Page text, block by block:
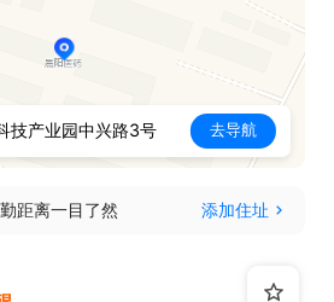
技产业园中兴路3号 去导航
距离一目了然 添加住址